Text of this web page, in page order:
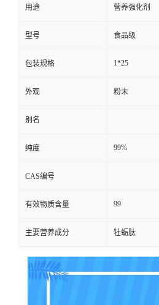
用途 营养强化剂
型号 食品级
包装规格 1*25
外观 粉末
别名
纯度 99%
CAS编号
有效物质含量 99
主要营养成分 牡蛎肽